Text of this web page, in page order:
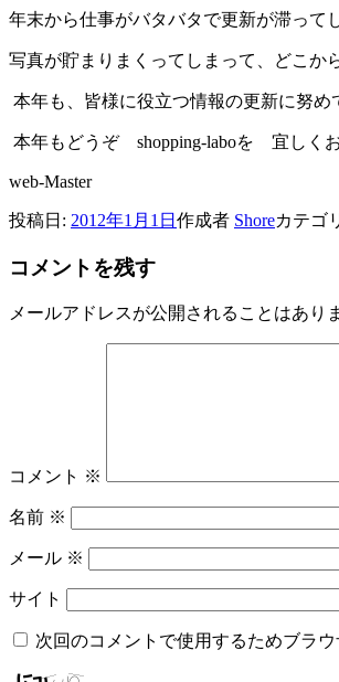
年末から仕事がバタバタで更新が滞って
写真が貯まりまくってしまって、どこか
本年も、皆様に役立つ情報の更新に努め
本年もどうぞ shopping-laboを 宜しくお
web-Master
投稿日: 2012年1月1日 作成者 Shoreカテゴ
コメントを残す
メールアドレスが公開されることはあり
コメント ※
名前 ※
メール ※
サイト
次回のコメントで使用するためブラ